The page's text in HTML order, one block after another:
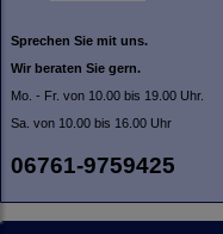
Sprechen Sie mit uns.
Wir beraten Sie gern.
Mo. - Fr. von 10.00 bis 19.00 Uhr.
Sa. von 10.00 bis 16.00 Uhr
06761-9759425